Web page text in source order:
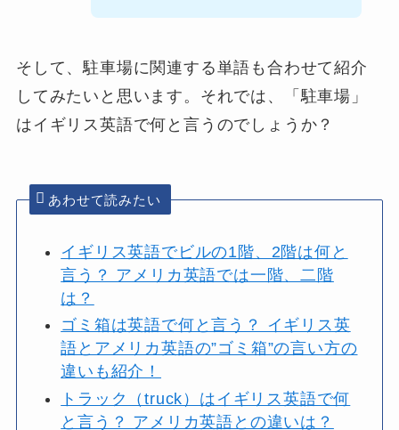
そして、駐車場に関連する単語も合わせて紹介
してみたいと思います。それでは、
「駐車場」
はイギリス英語で何と言うのでしょうか？
あわせて読みたい
イギリス英語でビルの1階、2階は何と
言う？ アメリカ英語では一階、二階
は？
ゴミ箱は英語で何と言う？ イギリス英
語とアメリカ英語の”ゴミ箱”の言い方の
違いも紹介！
トラック（truck）はイギリス英語で何
と言う？ アメリカ英語との違いは？